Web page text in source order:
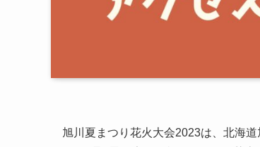
旭川夏まつり花火大会2023は、北海